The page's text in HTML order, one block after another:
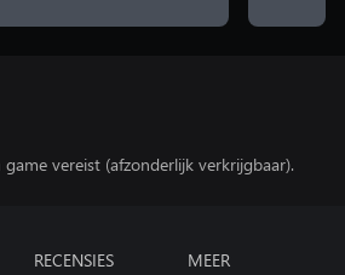
vereist (afzonderlijk verkrijgbaar).
RECENSIES MEER